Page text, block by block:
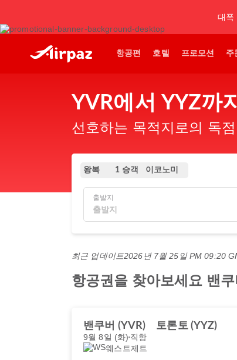
대폭
항공편 호텔 프로모션 주
YVR에서 YYZ까
선호하는 목적지로의 독
왕복 1 승객 이코노미
출발지
최근 업데이트2026년 7월 25일 PM 09:20
항공권을 찾아보세요 밴
밴쿠버 (YVR) 토론토 (YYZ)
9월 8일 (화) 직항
웨스트제트